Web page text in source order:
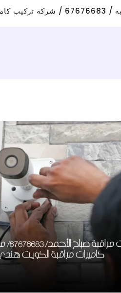
مراقبة